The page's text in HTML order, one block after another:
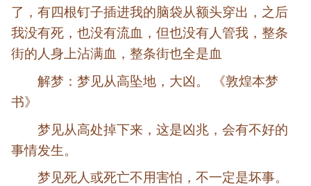
了，有四根钉子插进我的脑袋从额头穿出，之后
我没有死，也没有流血，但也没有人管我，整条
街的人身上沾满血，整条街也全是血
解梦：梦见从高坠地，大凶。 《敦煌本梦
书》
梦见从高处掉下来，这是凶兆，会有不好的
事情发生。
梦见死人或死亡不用害怕，不一定是坏事。